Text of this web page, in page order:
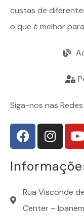
custas de
o que é melhor
Siga-nos nas
Rua Visconde
Center –